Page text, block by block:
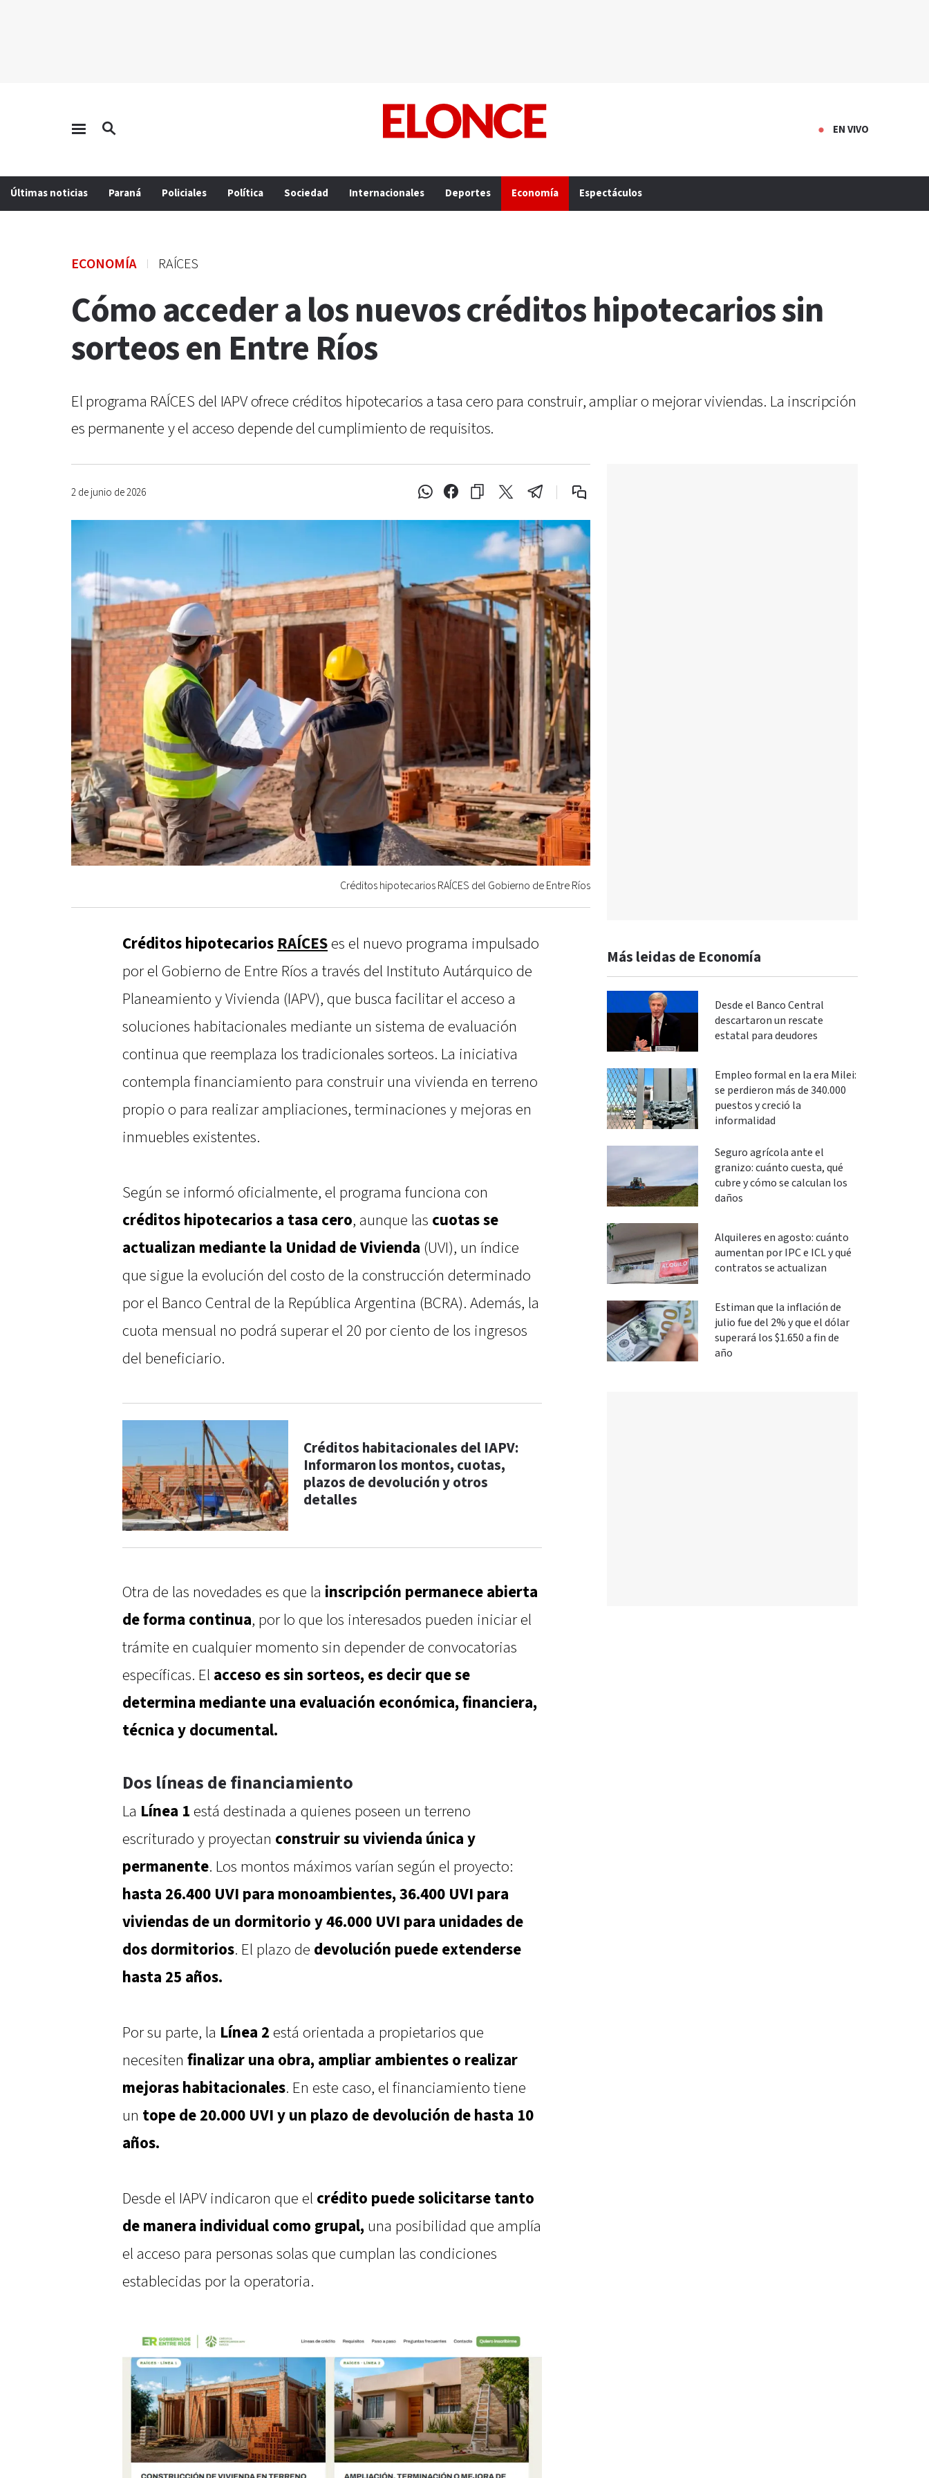
EN VIVO
Últimas noticias Paraná Policiales Política Sociedad Internacionales Deportes Economía Espectáculos
ECONOMÍA RAÍCES
Cómo acceder a los nuevos créditos hipotecarios sin
sorteos en Entre Ríos
El programa RAÍCES del IAPV ofrece créditos hipotecarios a tasa cero para construir, ampliar o mejorar viviendas. La inscripción
es permanente y el acceso depende del cumplimiento de requisitos.
2 de junio de 2026
Créditos hipotecarios RAÍCES del Gobierno de Entre Ríos
Créditos hipotecarios RAÍCESes el nuevo programa impulsado
por el Gobierno de Entre Ríos a través del Instituto Autárquico de
Planeamiento y Vivienda (IAPV), que busca facilitar el acceso a
soluciones habitacionales mediante un sistema de evaluación
continua que reemplaza los tradicionales sorteos. La iniciativa
contempla financiamiento para construir una vivienda en terreno
propio o para realizar ampliaciones, terminaciones y mejoras en
inmuebles existentes.
Según se informó oficialmente, el programa funciona con
créditos hipotecarios a tasa cero, aunque las cuotas se
actualizan mediante la Unidad de Vivienda (UVI), un índice
que sigue la evolución del costo de la construcción determinado
por el Banco Central de la República Argentina (BCRA). Además, la
cuota mensual no podrá superar el 20 por ciento de los ingresos
del beneficiario.
Créditos habitacionales del IAPV:
Informaron los montos, cuotas,
plazos de devolución y otros
detalles
Otra de las novedades es que la inscripción permanece abierta
de forma continua, por lo que los interesados pueden iniciar el
trámite en cualquier momento sin depender de convocatorias
específicas. El acceso es sin sorteos, es decir que se
determina mediante una evaluación económica, financiera,
técnica y documental.
Dos líneas de financiamiento
La Línea 1 está destinada a quienes poseen un terreno
escriturado y proyectan construir su vivienda única y
permanente. Los montos máximos varían según el proyecto:
hasta 26.400 UVI para monoambientes, 36.400 UVI para
viviendas de un dormitorio y 46.000 UVI para unidades de
dos dormitorios. El plazo de devolución puede extenderse
hasta 25 años.
Por su parte, la Línea 2 está orientada a propietarios que
necesiten finalizar una obra, ampliar ambientes o realizar
mejoras habitacionales. En este caso, el financiamiento tiene
un tope de 20.000 UVI y un plazo de devolución de hasta 10
años.
Desde el IAPV indicaron que el crédito puede solicitarse tanto
de manera individual como grupal, una posibilidad que amplía
el acceso para personas solas que cumplan las condiciones
establecidas por la operatoria.
Más leidas de Economía
Desde el Banco Central
descartaron un rescate
estatal para deudores
Empleo formal en la era Milei:
se perdieron más de 340.000
puestos y creció la
informalidad
Seguro agrícola ante el
granizo: cuánto cuesta, qué
cubre y cómo se calculan los
daños
Alquileres en agosto: cuánto
aumentan por IPC e ICL y qué
contratos se actualizan
Estiman que la inflación de
julio fue del 2% y que el dólar
superará los $1.650 a fin de
año